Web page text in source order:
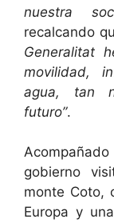
nuestra
recalcando
Generalitat
movilidad,
agua, tan
futuro”.
gobierno
monte Coto,
Europa y